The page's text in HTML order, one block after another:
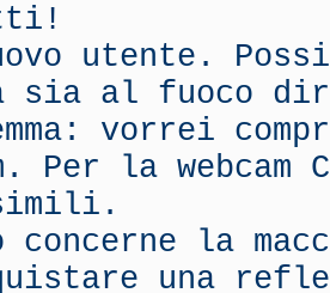
utente.
sia al fuoco
vorrei
Per la webcam
concerne la
una